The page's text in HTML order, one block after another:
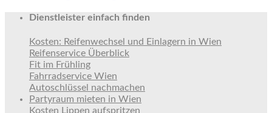
Dienstleister einfach finden
Kosten: Reifenwechsel und Einlagern in Wien
Reifenservice Überblick
Fit im Frühling
Fahrradservice Wien
Autoschlüssel nachmachen
Partyraum mieten in Wien
Kosten Lippen aufspritzen